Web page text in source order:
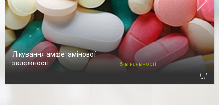
Лікування амфетамінової
залежності
Є в наявності